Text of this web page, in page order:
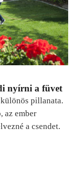
nyírni a füvet
pillanata.
az ember
a csendet.